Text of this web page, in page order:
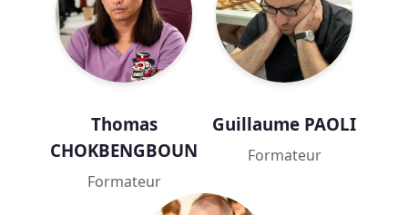
Thomas
CHOKBENGBOUN
Formateur
Guillaume PAOLI
Formateur